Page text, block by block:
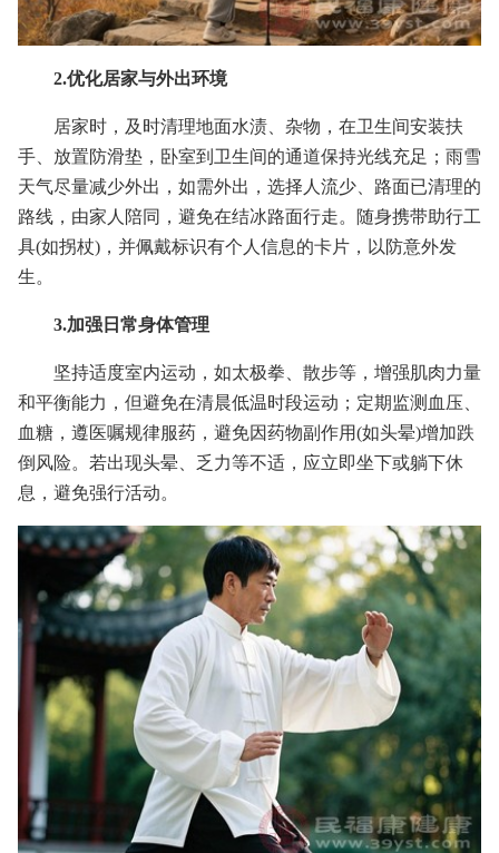
2.优化居家与外出环境
居家时，及时清理地面水渍、杂物，在卫生间安装扶
手、放置防滑垫，卧室到卫生间的通道保持光线充足；雨雪
天气尽量减少外出，如需外出，选择人流少、路面已清理的
路线，由家人陪同，避免在结冰路面行走。随身携带助行工
具(如拐杖)，并佩戴标识有个人信息的卡片，以防意外发
生。
3.加强日常身体管理
坚持适度室内运动，如太极拳、散步等，增强肌肉力量
和平衡能力，但避免在清晨低温时段运动；定期监测血压、
血糖，遵医嘱规律服药，避免因药物副作用(如头晕)增加跌
倒风险。若出现头晕、乏力等不适，应立即坐下或躺下休
息，避免强行活动。